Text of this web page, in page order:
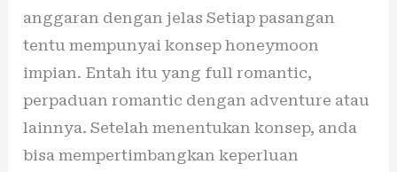
anggaran dengan jelas Setiap pasangan
tentu mempunyai konsep honeymoon
impian. Entah itu yang full romantic,
perpaduan romantic dengan adventure atau
lainnya. Setelah menentukan konsep, anda
bisa mempertimbangkan keperluan